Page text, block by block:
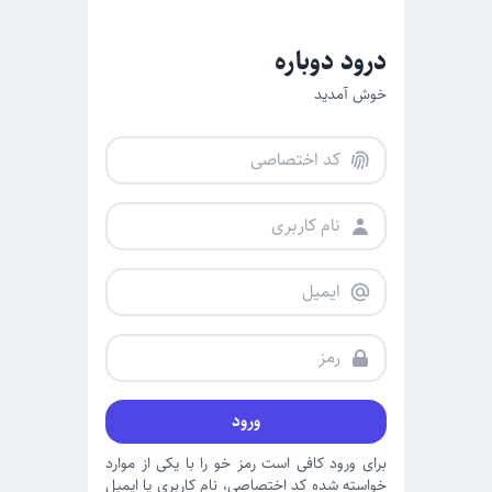
درود دوباره
خوش آمدید
ورود
برای ورود کافی است رمز خو را با یکی از موارد
خواسته شده کد اختصاصی، نام کاربری یا ایمیل